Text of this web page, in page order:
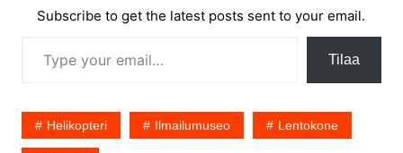
Subscribe to get the latest posts sent to your email.
Tilaa
Helikopteri Ilmailumuseo Lentokone